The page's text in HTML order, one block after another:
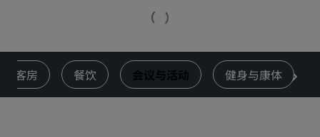
客房 餐饮 会议与活动 健身与康体